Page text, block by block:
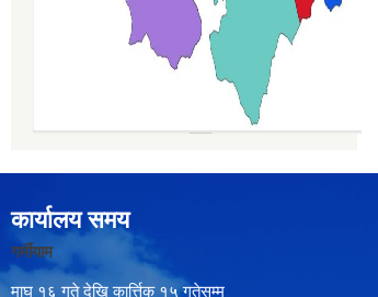
कार्यालय समय
गर्मीयाम
माघ १६ गते देखि कार्त्तिक १५ गतेसम्म